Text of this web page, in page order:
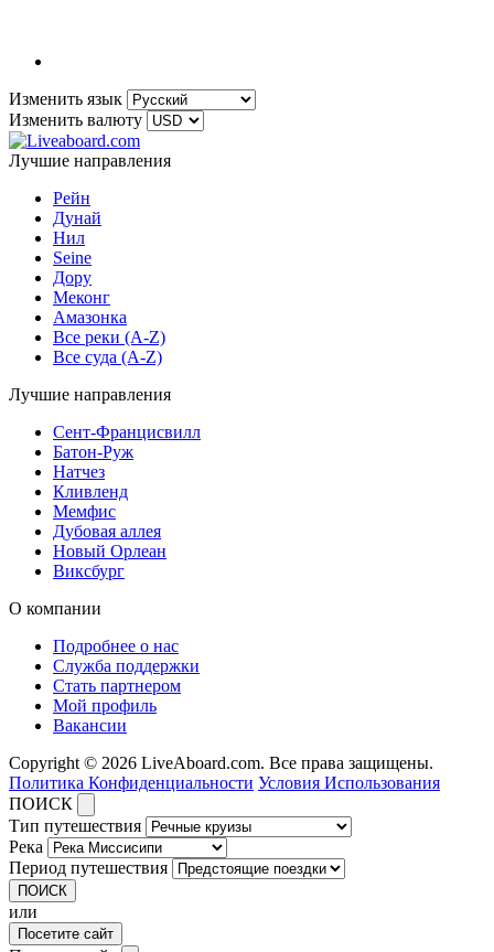
Изменить язык
Изменить валюту
Лучшие направления
Рейн
Дунай
Нил
Seine
Дору
Меконг
Амазонка
Все реки (A-Z)
Все суда (A-Z)
Лучшие направления
Сент-Францисвилл
Батон-Руж
Натчез
Кливленд
Мемфис
Дубовая аллея
Новый Орлеан
Виксбург
О компании
Подробнее о нас
Служба поддержки
Стать партнером
Мой профиль
Вакансии
Copyright © 2026 LiveAboard.com. Все права защищены.
Политика Конфиденциальности Условия Использования
ПОИСК
Тип путешествия
Река
Период путешествия
ПОИСК
или
Посетите сайт